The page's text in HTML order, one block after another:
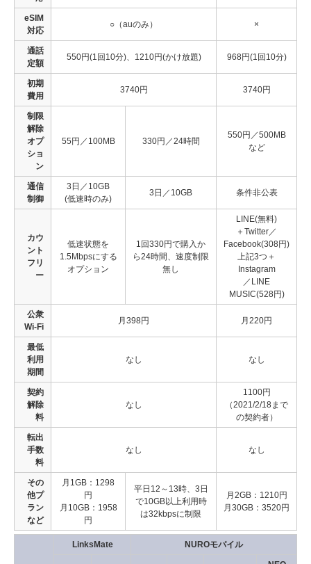
eSIM
対応
○（auのみ） ×
通話
定額
550円(1回10分)、1210円(かけ放題) 968円(1回10分)
初期
費用
3740円 3740円
制限
解除
オプ
ショ
ン
55円／100MB 330円／24時間
550円／500MB
など
通信
制御
3日／10GB
(低速時のみ)
3日／10GB 条件非公表
カウ
ント
フリ
ー
低速状態を
1.5Mbpsにする
オプション
1回330円で購入か
ら24時間、速度制限
無し
LINE(無料)
＋Twitter／
Facebook(308円)
上記3つ＋
Instagram
／LINE
MUSIC(528円)
公衆
Wi-Fi
月398円 月220円
最低
利用
期間
なし なし
契約
解除
料
なし
1100円
（2021/2/18まで
の契約者）
転出
手数
料
なし なし
その
他プ
ラン
など
月1GB：1298
円
月10GB：1958
円
平日12～13時、3日
で10GB以上利用時
は32kbpsに制限
月2GB：1210円
月30GB：3520円
LinksMate NUROモバイル